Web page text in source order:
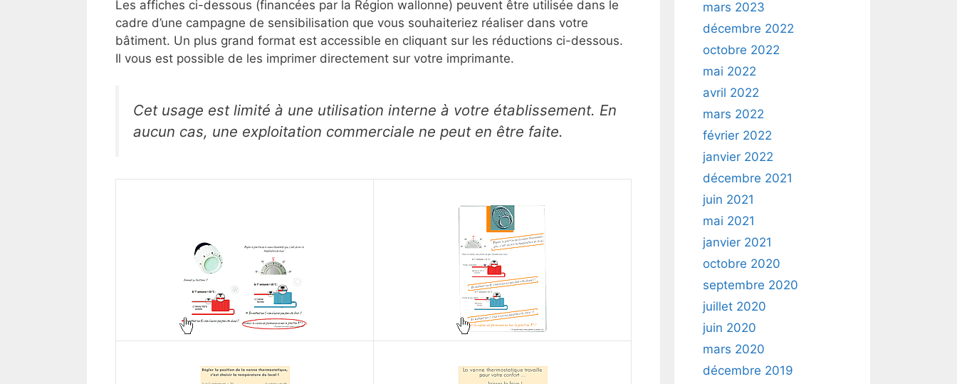
Les affiches ci-dessous (financées par la Région wallonne) peuvent être utilisée dans le
cadre d’une campagne de sensibilisation que vous souhaiteriez réaliser dans votre
bâtiment. Un plus grand format est accessible en cliquant sur les réductions ci-dessous.
Il vous est possible de les imprimer directement sur votre imprimante.
Cet usage est limité à une utilisation interne à votre établissement. En
aucun cas, une exploitation commerciale ne peut en être faite.
mars 2023
décembre 2022
octobre 2022
mai 2022
avril 2022
mars 2022
février 2022
janvier 2022
décembre 2021
juin 2021
mai 2021
janvier 2021
octobre 2020
septembre 2020
juillet 2020
juin 2020
mars 2020
décembre 2019